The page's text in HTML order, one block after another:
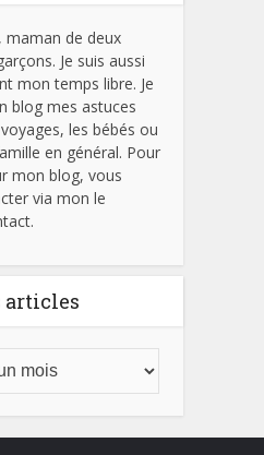
maman de deux
Je suis aussi
mon temps libre. Je
blog mes astuces
les bébés ou
en général. Pour
mon blog, vous
via mon le
articles